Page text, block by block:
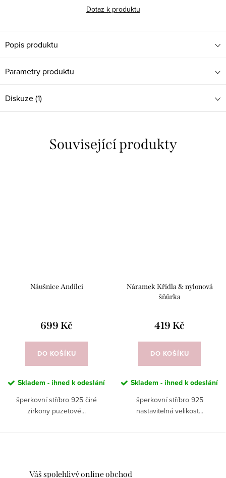
Dotaz k produktu
Popis produktu
Parametry produktu
Diskuze (1)
Související produkty
Náušnice Andílci
699 Kč
DO KOŠÍKU
Skladem - ihned k odeslání
šperkovní stříbro 925 čiré
zirkony puzetové...
Náramek Křídla & nylonová
šňůrka
419 Kč
DO KOŠÍKU
Skladem - ihned k odeslání
šperkovní stříbro 925
nastavitelná velikost...
Váš spolehlivý online obchod